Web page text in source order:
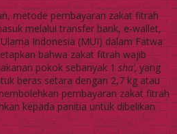
metode pembayaran zakat fitrah
melalui transfer bank, e-wallet,
Indonesia (MUI) dalam Fatwa
bahwa zakat fitrah wajib
pokok sebanyak 1sha’,yang
beras setara dengan 2,7 kg atau
pembayaran zakat fitrah
kepada panitia untuk dibelikan